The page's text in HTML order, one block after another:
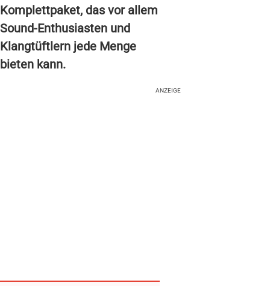
Komplettpaket, das vor allem
Sound-Enthusiasten und
Klangtüftlern jede Menge
bieten kann.
ANZEIGE